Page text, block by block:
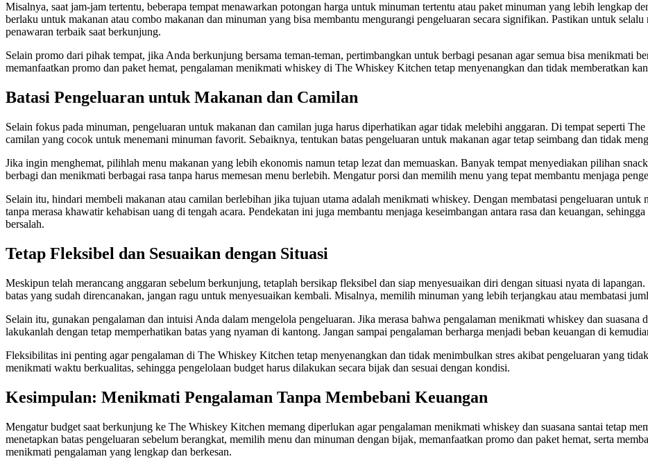
Misalnya, saat jam-jam tertentu, beberapa tempat menawarkan potongan harga untuk minuman tertentu atau paket minuman yang lebih lengkap
berlaku untuk makanan atau combo makanan dan minuman yang bisa membantu mengurangi pengeluaran secara signifikan. Pastikan untuk
penawaran terbaik saat berkunjung.
Selain promo dari pihak tempat, jika Anda berkunjung bersama teman-teman, pertimbangkan untuk berbagi pesanan agar semua bisa menikmati
memanfaatkan promo dan paket hemat, pengalaman menikmati whiskey di The Whiskey Kitchen tetap menyenangkan dan tidak memberatkan
Batasi Pengeluaran untuk Makanan dan Camilan
Selain fokus pada minuman, pengeluaran untuk makanan dan camilan juga harus diperhatikan agar tidak melebihi anggaran. Di tempat seperti
camilan yang cocok untuk menemani minuman favorit. Sebaiknya, tentukan batas pengeluaran untuk makanan agar tetap seimbang dan tidak
Jika ingin menghemat, pilihlah menu makanan yang lebih ekonomis namun tetap lezat dan memuaskan. Banyak tempat menyediakan pilihan
berbagi dan menikmati berbagai rasa tanpa harus memesan menu berlebih. Mengatur porsi dan memilih menu yang tepat membantu menjaga
Selain itu, hindari membeli makanan atau camilan berlebihan jika tujuan utama adalah menikmati whiskey. Dengan membatasi pengeluaran untuk
tanpa merasa khawatir kehabisan uang di tengah acara. Pendekatan ini juga membantu menjaga keseimbangan antara rasa dan keuangan,
bersalah.
Tetap Fleksibel dan Sesuaikan dengan Situasi
Meskipun telah merancang anggaran sebelum berkunjung, tetaplah bersikap fleksibel dan siap menyesuaikan diri dengan situasi nyata di
batas yang sudah direncanakan, jangan ragu untuk menyesuaikan kembali. Misalnya, memilih minuman yang lebih terjangkau atau membatasi
Selain itu, gunakan pengalaman dan intuisi Anda dalam mengelola pengeluaran. Jika merasa bahwa pengalaman menikmati whiskey dan
lakukanlah dengan tetap memperhatikan batas yang nyaman di kantong. Jangan sampai pengalaman berharga menjadi beban keuangan di
Fleksibilitas ini penting agar pengalaman di The Whiskey Kitchen tetap menyenangkan dan tidak menimbulkan stres akibat pengeluaran yang
menikmati waktu berkualitas, sehingga pengelolaan budget harus dilakukan secara bijak dan sesuai dengan kondisi.
Kesimpulan: Menikmati Pengalaman Tanpa Membebani Keuangan
Mengatur budget saat berkunjung ke The Whiskey Kitchen memang diperlukan agar pengalaman menikmati whiskey dan suasana santai tetap
menetapkan batas pengeluaran sebelum berangkat, memilih menu dan minuman dengan bijak, memanfaatkan promo dan paket hemat, serta
menikmati pengalaman yang lengkap dan berkesan.